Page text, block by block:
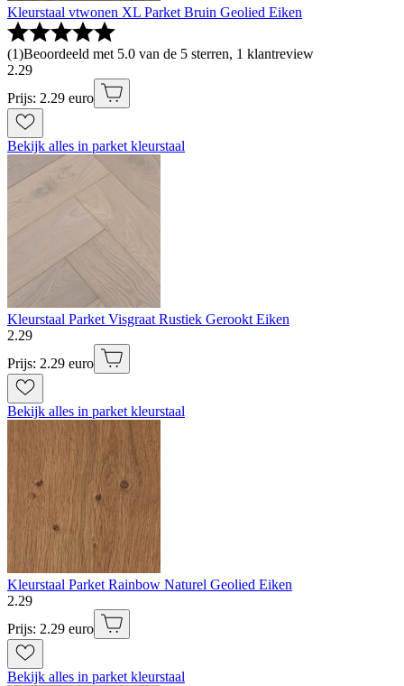
Kleurstaal vtwonen XL Parket Bruin Geolied Eiken
(1)Beoordeeld met 5.0 van de 5 sterren, 1 klantreview
2.29
Prijs: 2.29 euro
Bekijk alles in parket kleurstaal
Kleurstaal Parket Visgraat Rustiek Gerookt Eiken
2.29
Prijs: 2.29 euro
Bekijk alles in parket kleurstaal
Kleurstaal Parket Rainbow Naturel Geolied Eiken
2.29
Prijs: 2.29 euro
Bekijk alles in parket kleurstaal